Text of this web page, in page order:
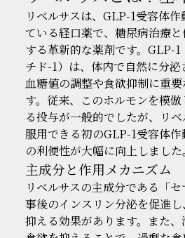
リベルサスは、GLP-1受容体
ている経口薬で、糖尿病治療
する革新的な薬剤です。GLP-
チド-1）は、体内で自然に分泌
血糖値の調整や食欲抑制に重
す。従来、このホルモンを模
る投与が一般的でしたが、リ
服用できる初のGLP-1受容体
の利便性が大幅に向上しました。
主成分と作用メカニズム
リベルサスの主成分である「
事後のインスリン分泌を促進
抑える効果があります。また